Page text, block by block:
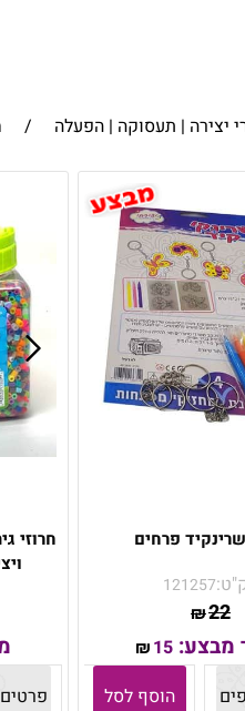
יצירה | תעסוקה | הפעלה /
פרחים
121257
₪22
מבצע: ₪15
הוסף לסל